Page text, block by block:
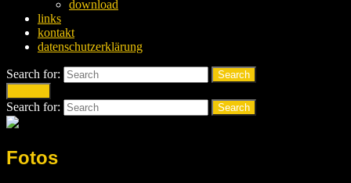
download
links
kontakt
datenschutzerklärung
Search for:
Search
Search for: Search
Fotos